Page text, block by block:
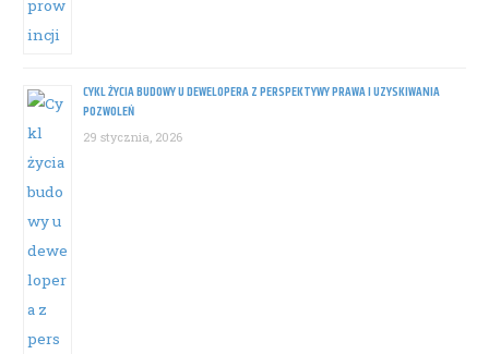
CYKL ŻYCIA BUDOWY U DEWELOPERA Z PERSPEKTYWY PRAWA I UZYSKIWANIA
POZWOLEŃ
29 stycznia, 2026